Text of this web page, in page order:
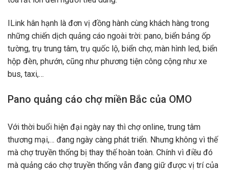
ILink hân hạnh là đơn vị đồng hành cùng khách hàng trong
những chiến dịch quảng cáo ngoài trời: pano, biển bảng ốp
tường, trụ trung tâm, trụ quốc lộ, biển chợ, màn hình led, biển
hộp đèn, phướn, cũng như phương tiện công cộng như xe
bus, taxi,…
Pano quảng cáo chợ miền Bắc của OMO
Với thời buổi hiện đại ngày nay thì chợ online, trung tâm
thương mại,… đang ngày càng phát triển. Nhưng không vì thế
mà chợ truyền thống bị thay thế hoàn toàn. Chính vì điều đó
mà quảng cáo chợ truyền thống vẫn đang giữ được vị trí của